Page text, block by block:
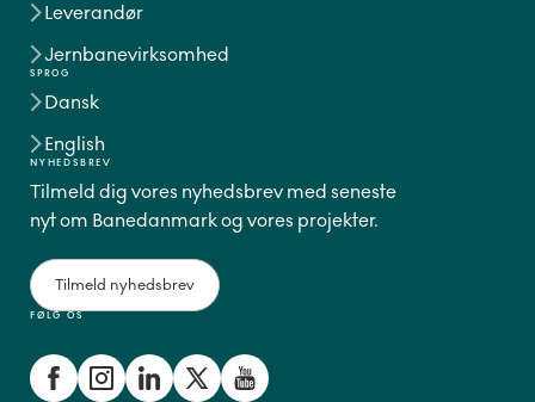
Leverandør
Jernbanevirksomhed
SPROG
Dansk
English
FØLG OS
NYHEDSBREV
Tilmeld dig vores nyhedsbrev med seneste
nyt om Banedanmark og vores projekter.
Tilmeld nyhedsbrev